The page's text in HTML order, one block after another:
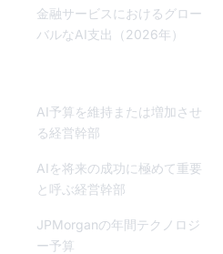
金融サービスにおけるグロー
バルなAI支出（2026年）
AI予算を維持または増加させ
る経営幹部
AIを将来の成功に極めて重要
と呼ぶ経営幹部
JPMorganの年間テクノロジ
ー予算